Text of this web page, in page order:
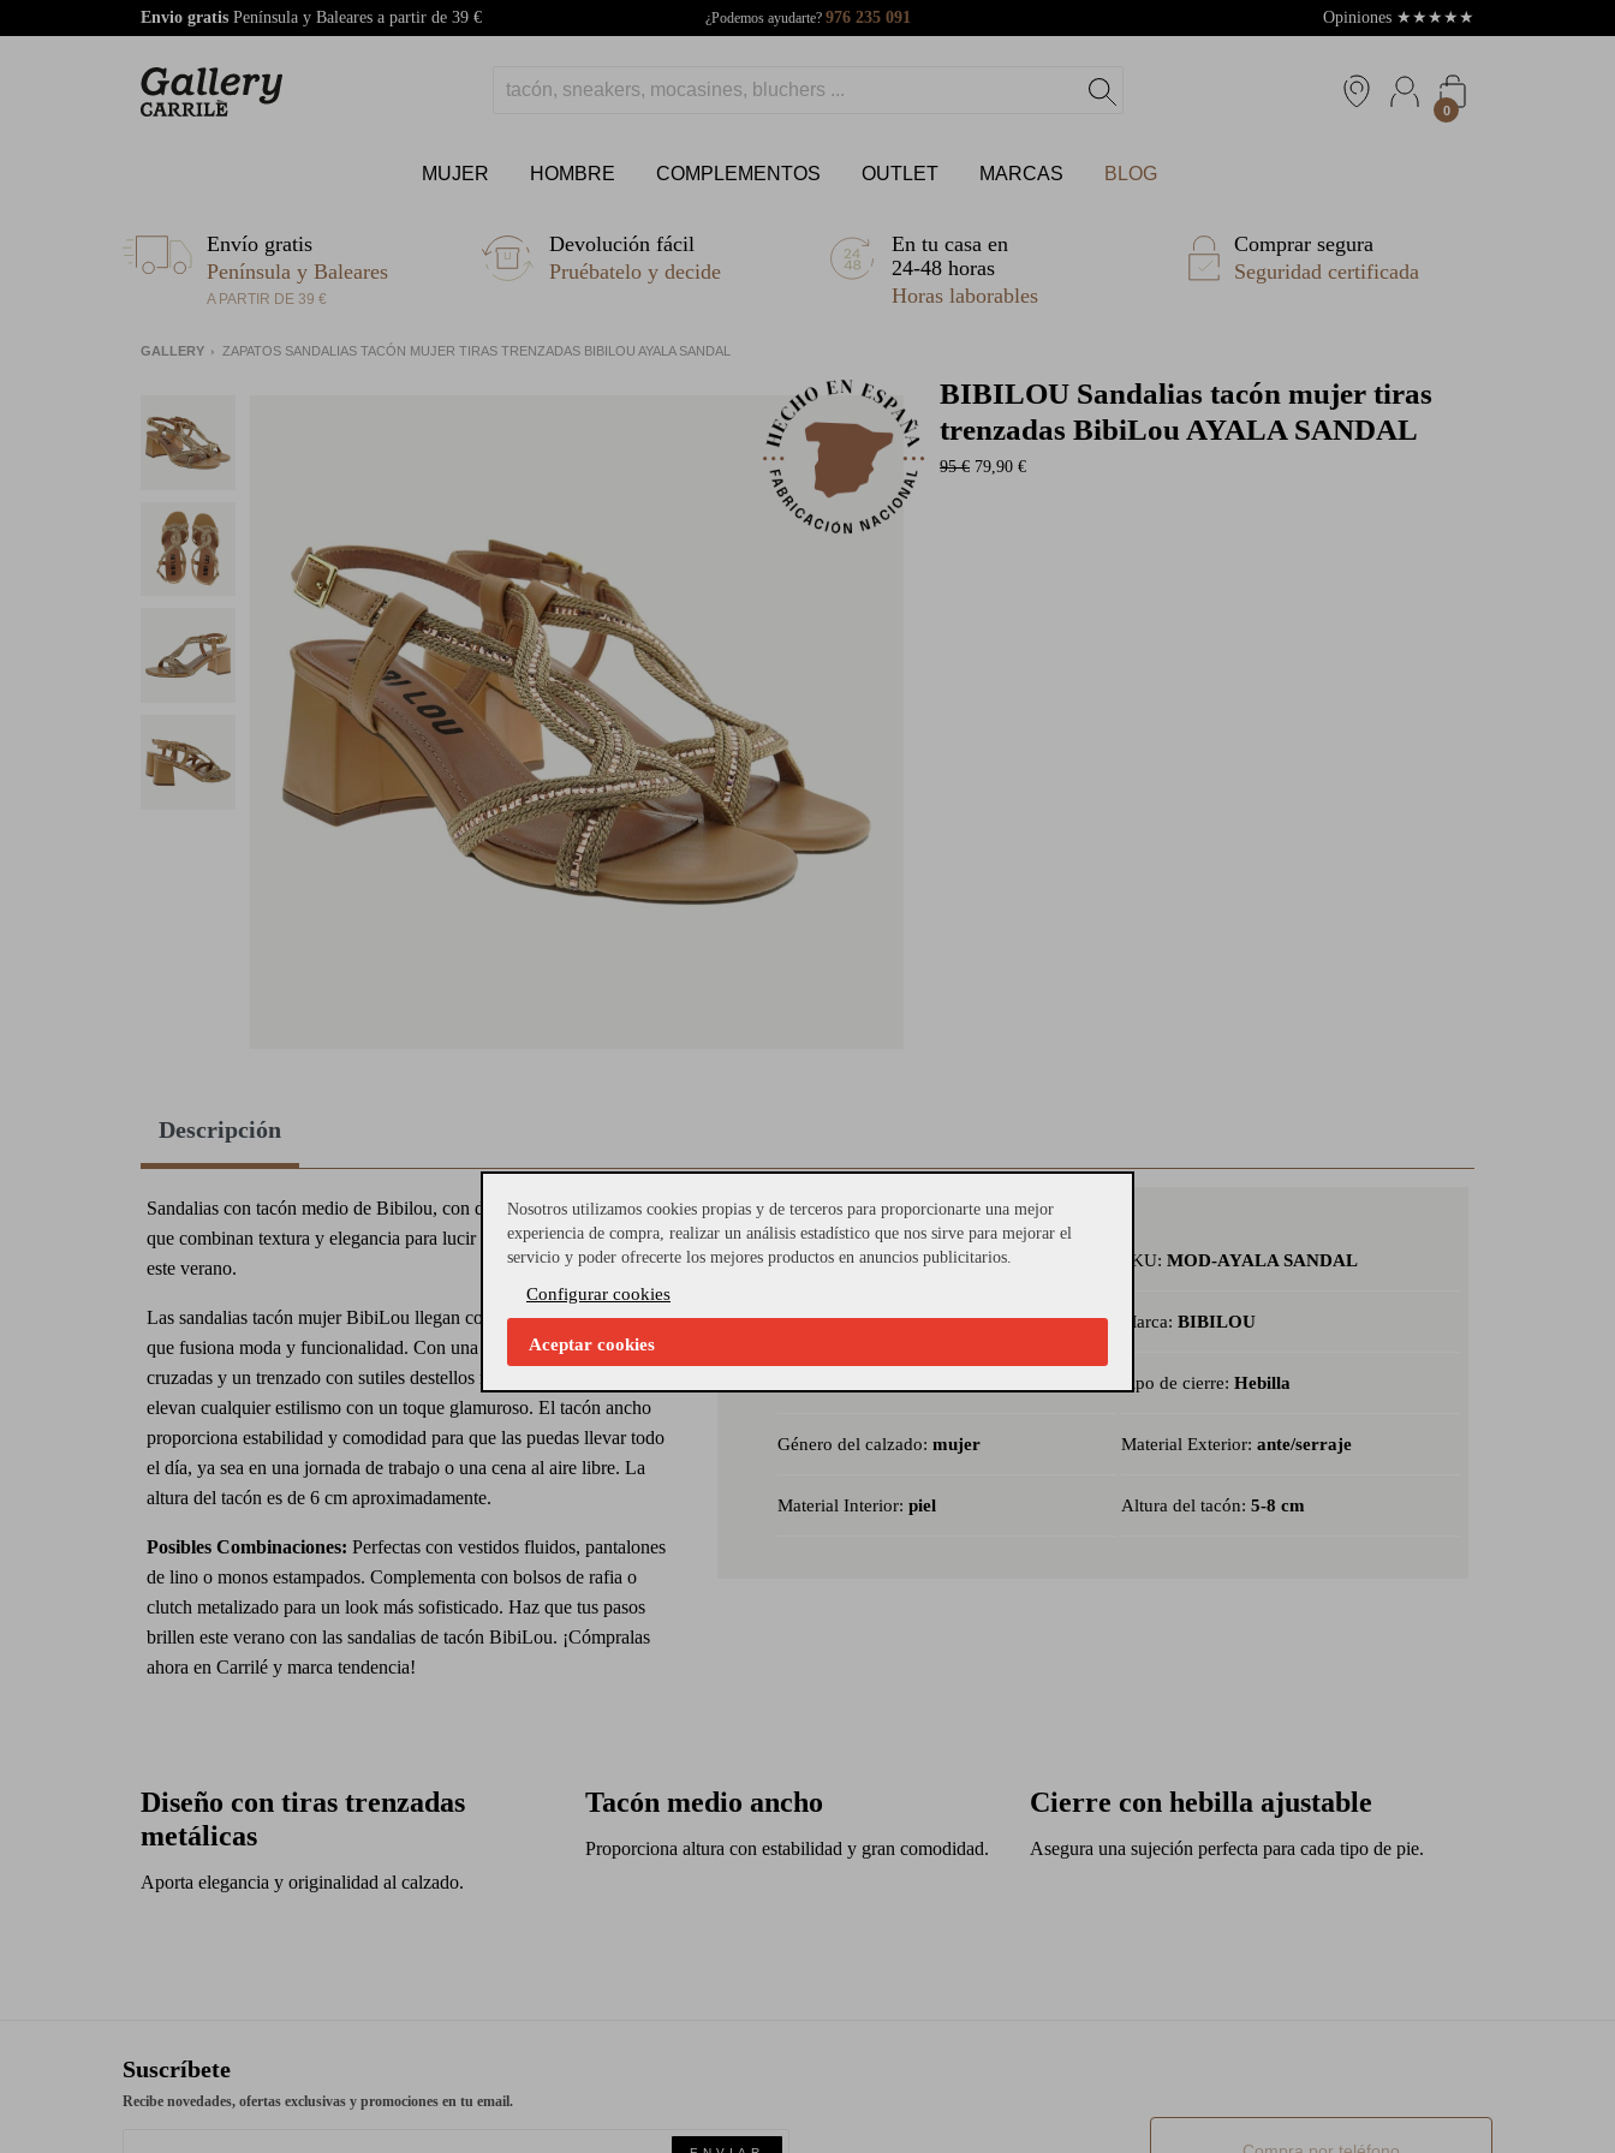
Envio gratis Península y Baleares a partir de 39 € ¿Podemos ayudarte? 976 235 091 Opiniones ★ ★ ★ ★ ★
0
MUJER HOMBRE COMPLEMENTOS OUTLET MARCAS BLOG
Envío gratis
Península y Baleares
A PARTIR DE 39 €
Devolución fácil
Pruébatelo y decide
En tu casa en
24-48 horas
Horas laborables
Comprar segura
Seguridad certificada
GALLERY ZAPATOS SANDALIAS TACÓN MUJER TIRAS TRENZADAS BIBILOU AYALA SANDAL
BIBILOU Sandalias tacón mujer tiras
trenzadas BibiLou AYALA SANDAL
95 € 79,90 €
Descripción
Sandalias con tacón medio de Bibilou, con diseño de tiras trenzadas
que combinan textura y elegancia para lucir cómoda y sofisticada
este verano.
Las sandalias tacón mujer BibiLou llegan con un diseño impecable
que fusiona moda y funcionalidad. Con una estructura de tiras
cruzadas y un trenzado con sutiles destellos metálicos, estas sandalias
elevan cualquier estilismo con un toque glamuroso. El tacón ancho
proporciona estabilidad y comodidad para que las puedas llevar todo
el día, ya sea en una jornada de trabajo o una cena al aire libre. La
altura del tacón es de 6 cm aproximadamente.
Posibles Combinaciones: Perfectas con vestidos fluidos, pantalones
de lino o monos estampados. Complementa con bolsos de rafia o
clutch metalizado para un look más sofisticado. Haz que tus pasos
brillen este verano con las sandalias de tacón BibiLou. ¡Cómpralas
ahora en Carrilé y marca tendencia!
Referencia Seleccionada:MOD-2844 SKU: MOD-AYALA SANDAL
Modelo:AYALA SANDAL Marca: BIBILOU
Tipo de cierre: Hebilla
Género del calzado: mujer Material Exterior: ante/serraje
Material Interior: piel Altura del tacón: 5-8 cm
Diseño con tiras trenzadas
metálicas
Aporta elegancia y originalidad al calzado.
Tacón medio ancho
Proporciona altura con estabilidad y gran comodidad.
Cierre con hebilla ajustable
Asegura una sujeción perfecta para cada tipo de pie.
Suscríbete
Recibe novedades, ofertas exclusivas y promociones en tu email.
Nosotros utilizamos cookies propias y de terceros para proporcionarte una mejor
experiencia de compra, realizar un análisis estadístico que nos sirve para mejorar el
servicio y poder ofrecerte los mejores productos en anuncios publicitarios.
Configurar cookies
Aceptar cookies